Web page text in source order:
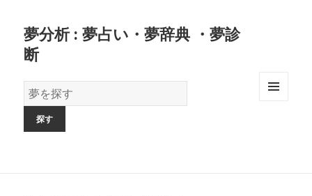
夢分析 : 夢占い・夢辞典 ・夢診
断
夢
の